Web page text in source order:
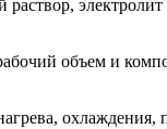
раствор,
объем и